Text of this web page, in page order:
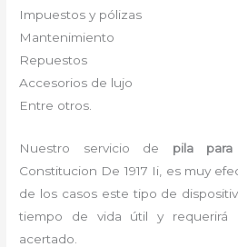
Impuestos y pólizas
Mantenimiento
Repuestos
Accesorios de lujo
Entre otros.
Nuestro servicio de pila
Constitucion De 1917 Ii, es muy
de los casos este tipo de
tiempo de vida útil y requerirá
acertado.